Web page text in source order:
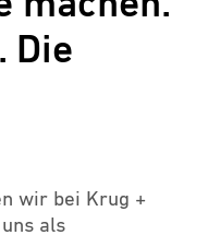
Die
wir bei Krug +
als